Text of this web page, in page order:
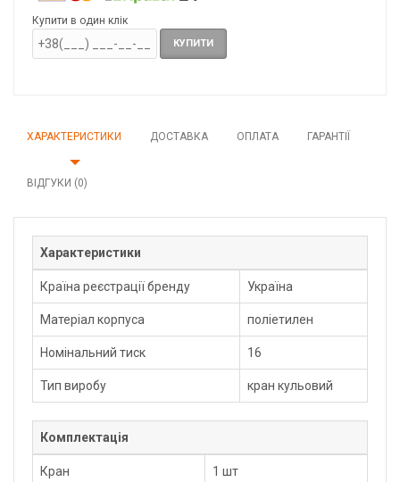
Купити в один клік
КУПИТИ
ХАРАКТЕРИСТИКИ ДОСТАВКА ОПЛАТА ГАРАНТІЇ
ВІДГУКИ (0)
Характеристики
Країна реєстрації бренду Україна
Матеріал корпуса поліетилен
Номінальний тиск 16
Тип виробу кран кульовий
Комплектація
Кран 1 шт